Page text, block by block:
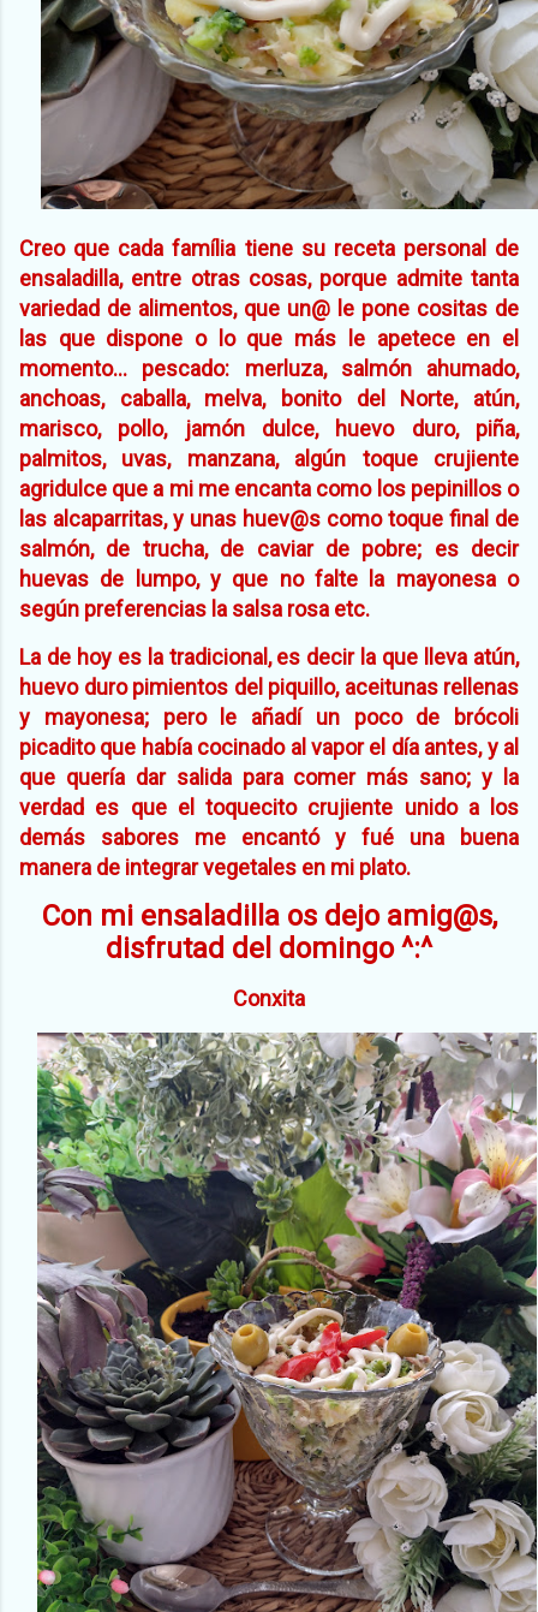
Creo que cada família tiene su receta personal de
ensaladilla, entre otras cosas, porque admite tanta
variedad de alimentos, que un@ le pone cositas de
las que dispone o lo que más le apetece en el
momento... pescado: merluza, salmón ahumado,
anchoas, caballa, melva, bonito del Norte, atún,
marisco, pollo, jamón dulce, huevo duro, piña,
palmitos, uvas, manzana, algún toque crujiente
agridulce que a mi me encanta como los pepinillos o
las alcaparritas, y unas huev@s como toque final de
salmón, de trucha, de caviar de pobre; es decir
huevas de lumpo, y que no falte la mayonesa o
según preferencias la salsa rosa etc.
La de hoy es la tradicional, es decir la que lleva atún,
huevo duro pimientos del piquillo, aceitunas rellenas
y mayonesa; pero le añadí un poco de brócoli
picadito que había cocinado al vapor el día antes, y al
que quería dar salida para comer más sano; y la
verdad es que el toquecito crujiente unido a los
demás sabores me encantó y fué una buena
manera de integrar vegetales en mi plato.
Con mi ensaladilla os dejo amig@s,
disfrutad del domingo ^:^
Conxita